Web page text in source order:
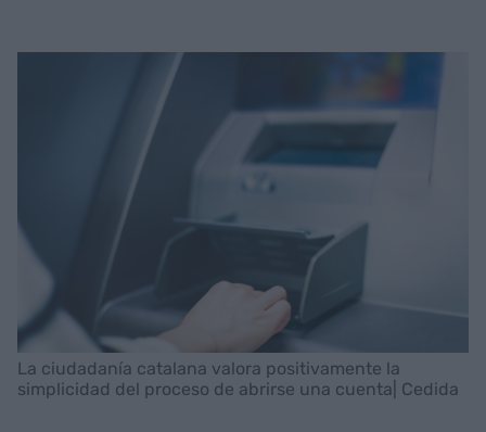
La ciudadanía catalana valora positivamente la
simplicidad del proceso de abrirse una cuenta| Cedida